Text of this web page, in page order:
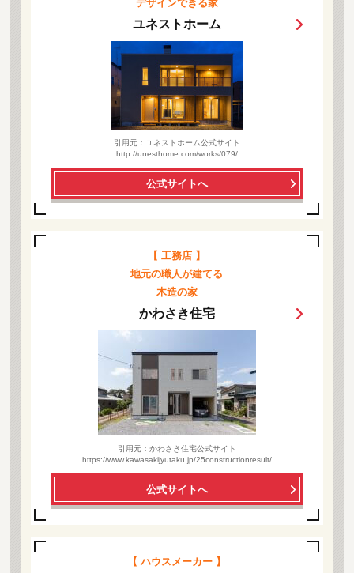
デザインできる家
ユネストホーム
引用元：ユネストホーム公式サイト
http://unesthome.com/works/079/
公式サイトへ
【 工務店 】
地元の職人が建てる
木造の家
かわさき住宅
引用元：かわさき住宅公式サイト
https://www.kawasakijyutaku.jp/25constructionresult/
公式サイトへ
【 ハウスメーカー 】